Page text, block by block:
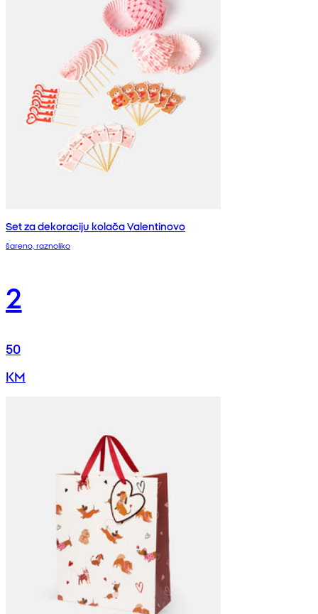
Set za dekoraciju kolača Valentinovo
šareno, raznoliko
2
50
KM